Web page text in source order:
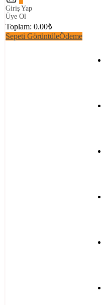
Giriş Yap
Üye Ol
Toplam: 0.00₺
Sepeti GörüntüleÖdeme